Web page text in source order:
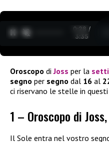
0:29 /
3:35
Oroscopo di Joss per la
segno per segno dal 16 al
ci riservano le stelle in
1 – Oroscopo di
Il Sole entra nel vostro